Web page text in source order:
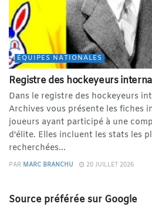
ÉQUIPES NATIONALES
Registre des hockeyeurs
Dans le registre des hockeyeurs
Archives vous présente les fiches
joueurs ayant participé à une
d'élite. Elles incluent les stats les
recherchées...
PAR MARC BRANCHU 20 JUILLET 2026
Source préférée sur Google